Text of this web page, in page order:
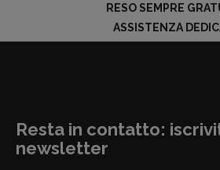
RESO SEMPRE
ASSISTENZA
Resta in contatto:
newsletter